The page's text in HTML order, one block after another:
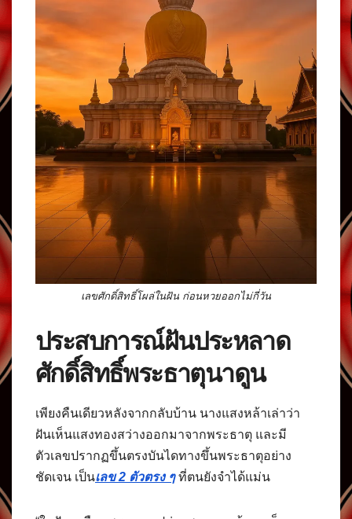
เลขศักดิ์สิทธิ์โผล่ในฝัน ก่อนหวยออกไม่กี่วัน
ประสบการณ์ฝันประหลาด
ศักดิ์สิทธิ์พระธาตุนาดูน
เพียงคืนเดียวหลังจากกลับบ้าน นางแสงหล้าเล่าว่า
ฝันเห็นแสงทองสว่างออกมาจากพระธาตุ และมี
ตัวเลขปรากฏขึ้นตรงบันไดทางขึ้นพระธาตุอย่าง
ชัดเจน เป็นเลข 2 ตัวตรง ๆที่ตนยังจำได้แม่น